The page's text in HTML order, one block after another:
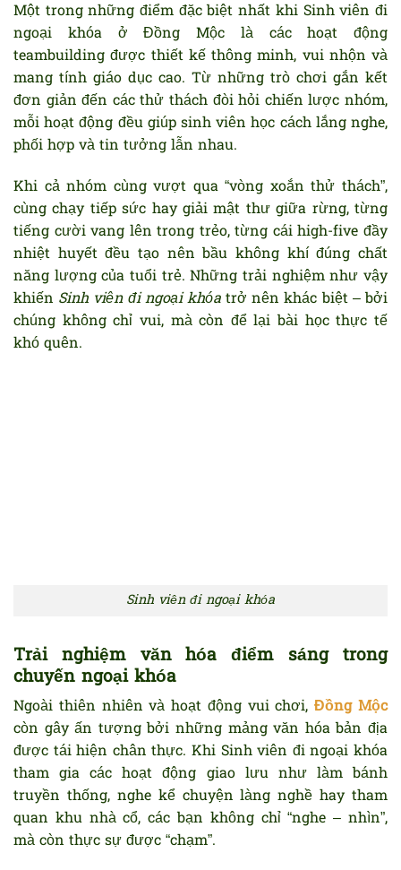
Một trong những điểm đặc biệt nhất khi Sinh viên đi
ngoại khóa ở Đồng Mộc là các hoạt động
teambuilding được thiết kế thông minh, vui nhộn và
mang tính giáo dục cao. Từ những trò chơi gắn kết
đơn giản đến các thử thách đòi hỏi chiến lược nhóm,
mỗi hoạt động đều giúp sinh viên học cách lắng nghe,
phối hợp và tin tưởng lẫn nhau.
Khi cả nhóm cùng vượt qua “vòng xoắn thử thách”,
cùng chạy tiếp sức hay giải mật thư giữa rừng, từng
tiếng cười vang lên trong trẻo, từng cái high-five đầy
nhiệt huyết đều tạo nên bầu không khí đúng chất
năng lượng của tuổi trẻ. Những trải nghiệm như vậy
khiến Sinh viên đi ngoại khóatrở nên khác biệt – bởi
chúng không chỉ vui, mà còn để lại bài học thực tế
khó quên.
Sinh viên đi ngoại khóa
Trải nghiệm văn hóa điểm sáng trong
chuyến ngoại khóa
Ngoài thiên nhiên và hoạt động vui chơi,Đồng Mộc
còn gây ấn tượng bởi những mảng văn hóa bản địa
được tái hiện chân thực. Khi Sinh viên đi ngoại khóa
tham gia các hoạt động giao lưu như làm bánh
truyền thống, nghe kể chuyện làng nghề hay tham
quan khu nhà cổ, các bạn không chỉ “nghe – nhìn”,
mà còn thực sự được “chạm”.